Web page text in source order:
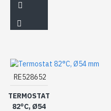
RE528652
TERMOSTAT
82°C, Ø54